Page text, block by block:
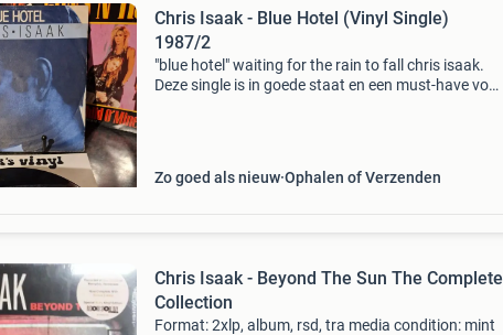
Chris Isaak - Blue Hotel (Vinyl Single)
1987/2
"blue hotel" waiting for the rain to fall chris isaak.
Deze single is in goede staat en een must-have voor
Zo goed als nieuw Ophalen of Verzenden
Chris Isaak - Beyond The Sun The Complete
Collection
Format: 2xlp, album, rsd, tra media condition: mint